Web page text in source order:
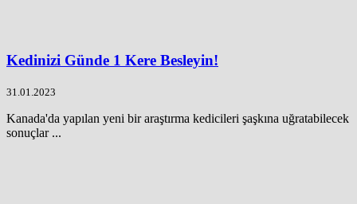
Kedinizi Günde 1 Kere Besleyin!
31.01.2023
Kanada'da yapılan yeni bir araştırma kedicileri şaşkına uğratabilecek
sonuçlar ...